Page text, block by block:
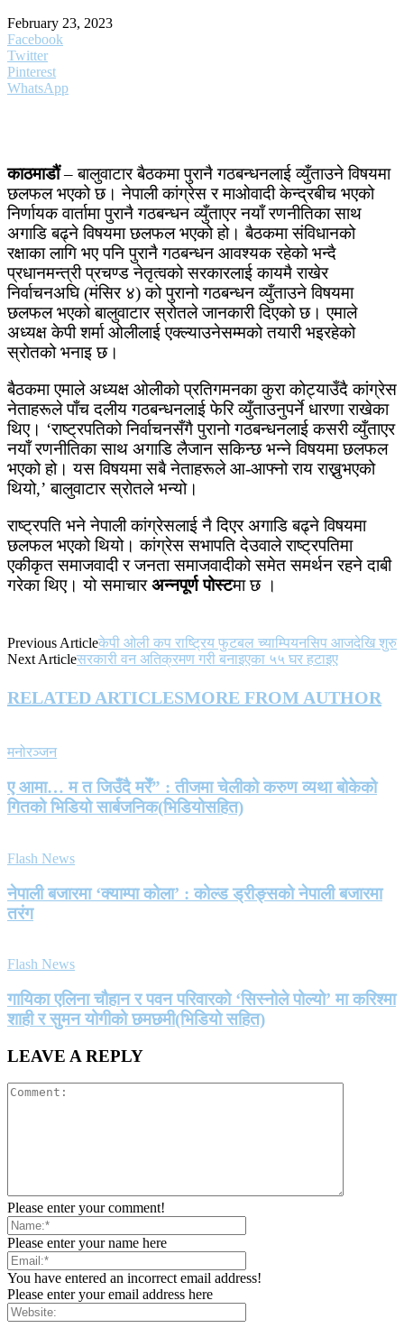
February 23, 2023
Facebook
Twitter
Pinterest
WhatsApp
काठमाडौं– बालुवाटार बैठकमा पुरानै गठबन्धनलाई व्युँताउने विषयमा
छलफल भएको छ। नेपाली कांग्रेस र माओवादी केन्द्रबीच भएको
निर्णायक वार्तामा पुरानै गठबन्धन व्युँताएर नयाँ रणनीतिका साथ
अगाडि बढ्ने विषयमा छलफल भएको हो। बैठकमा संविधानको
रक्षाका लागि भए पनि पुरानै गठबन्धन आवश्यक रहेको भन्दै
प्रधानमन्त्री प्रचण्ड नेतृत्वको सरकारलाई कायमै राखेर
निर्वाचनअघि (मंसिर ४) को पुरानो गठबन्धन व्युँताउने विषयमा
छलफल भएको बालुवाटार स्रोतले जानकारी दिएको छ। एमाले
अध्यक्ष केपी शर्मा ओलीलाई एक्ल्याउनेसम्मको तयारी भइरहेको
स्रोतको भनाइ छ।
बैठकमा एमाले अध्यक्ष ओलीको प्रतिगमनका कुरा कोट्याउँदै कांग्रेस
नेताहरूले पाँच दलीय गठबन्धनलाई फेरि व्युँताउनुपर्ने धारणा राखेका
थिए। ‘राष्ट्रपतिको निर्वाचनसँगै पुरानो गठबन्धनलाई कसरी व्युँताएर
नयाँ रणनीतिका साथ अगाडि लैजान सकिन्छ भन्ने विषयमा छलफल
भएको हो। यस विषयमा सबै नेताहरूले आ-आफ्नो राय राख्नुभएको
थियो,’ बालुवाटार स्रोतले भन्यो।
राष्ट्रपति भने नेपाली कांग्रेसलाई नै दिएर अगाडि बढ्ने विषयमा
छलफल भएको थियो। कांग्रेस सभापति देउवाले राष्ट्रपतिमा
एकीकृत समाजवादी र जनता समाजवादीको समेत समर्थन रहने दाबी
गरेका थिए। यो समाचारअन्नपूर्ण पोस्टमा छ ।
Previous Articleकेपी ओली कप राष्ट्रिय फुटबल च्याम्पियनसिप आजदेखि शुरु
Next Articleसरकारी वन अतिक्रमण गरी बनाइएका ५५ घर हटाइए
RELATED ARTICLESMORE FROM AUTHOR
मनोरञ्जन
ए आमा… म त जिउँदै मरेँ” : तीजमा चेलीको करुण व्यथा बोकेको
गितको भिडियो सार्बजनिक(भिडियोसहित)
Flash News
नेपाली बजारमा ‘क्याम्पा कोला’ : कोल्ड ड्रीङ्सको नेपाली बजारमा
तरंग
Flash News
गायिका एलिना चौहान र पवन परिवारको ‘सिस्नोले पोल्यो’ मा करिश्मा
शाही र सुमन योगीको छमछमी(भिडियो सहित)
LEAVE A REPLY
Please enter your comment!
Please enter your name here
You have entered an incorrect email address!
Please enter your email address here